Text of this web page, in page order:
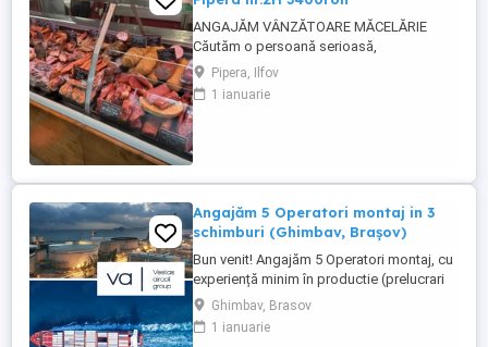
ANGAJĂM VÂNZĂTOARE MĂCELĂRIE
Căutăm o persoană serioasă,
responsabilă și amabilă pentru postul de
vânzătoare într-o măcelărie modernă.
Cerințe: Experiență în domeniul vânzărilor
Rapiditate, ...
Pipera, Ilfov
1 ianuarie
Angajăm 5 Operatori montaj in 3
schimburi (Ghimbav, Brașov)
Bun venit! Angajăm 5 Operatori montaj, cu
experiență minim în productie (prelucrari
prin aschiere). Căutăm persoane serioase,
dornice să învețe și să muncească, se va
oferi instruire la locul de muncă. Program:
Ghimbav, Brasov
1 ianuarie